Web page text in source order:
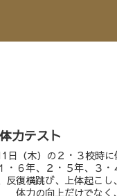
力テスト
日（木）の２・３校時
１・６年、２・５年、３
反復横跳び、上体起こ
体力の向上だけでなく